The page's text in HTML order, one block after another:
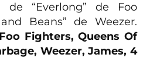
“Everlong” de Foo
Beans” de Weezer.
Foo Fighters, Queens Of
Weezer, James, 4